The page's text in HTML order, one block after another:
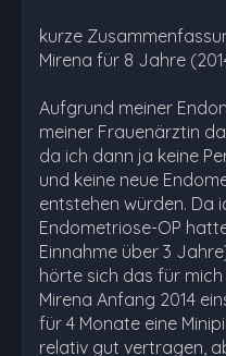
kurze
Mirena für 8 Jahre
Aufgrund meiner
meiner Frauenärztin
da ich dann ja keine
und keine neue
entstehen würden. Da
Endometriose-OP
Einnahme über 3
hörte sich das für
Mirena Anfang 2014
für 4 Monate eine
relativ gut vertragen,